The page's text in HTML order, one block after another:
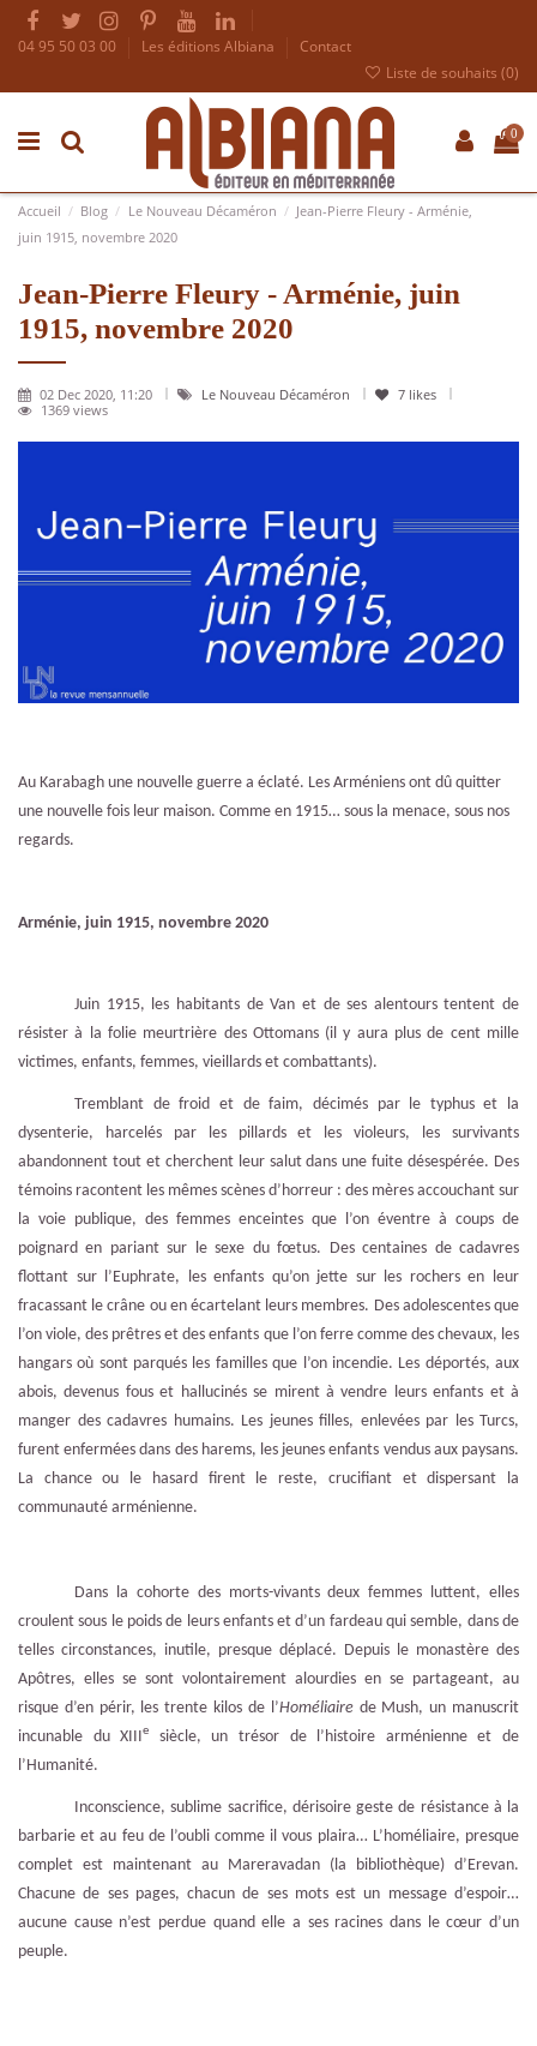
04 95 50 03 00 Les éditions Albiana
Contact
Liste de souhaits (0)
0
Accueil Blog Le Nouveau Décaméron
Jean-Pierre Fleury - Arménie,
juin 1915, novembre 2020
Jean-Pierre Fleury - Arménie, juin
1915, novembre 2020
02 Dec 2020, 11:20 Le Nouveau Décaméron 7 likes
1369 views
Au Karabagh une nouvelle guerre a éclaté. Les Arméniens ont dû quitter
une nouvelle fois leur maison. Comme en 1915… sous la menace, sous nos
regards.
Arménie, juin 1915, novembre 2020
Juin 1915, les habitants de Van et de ses alentours tentent de
résister à la folie meurtrière des Ottomans (il y aura plus de cent mille
victimes, enfants, femmes, vieillards et combattants).
Tremblant de froid et de faim, décimés par le typhus et la
dysenterie, harcelés par les pillards et les violeurs, les survivants
abandonnent tout et cherchent leur salut dans une fuite désespérée. Des
témoins racontent les mêmes scènes d’horreur : des mères accouchant sur
la voie publique, des femmes enceintes que l’on éventre à coups de
poignard en pariant sur le sexe du fœtus. Des centaines de cadavres
flottant sur l’Euphrate, les enfants qu’on jette sur les rochers en leur
fracassant le crâne ou en écartelant leurs membres. Des adolescentes que
l’on viole, des prêtres et des enfants que l’on ferre comme des chevaux, les
hangars où sont parqués les familles que l’on incendie. Les déportés, aux
abois, devenus fous et hallucinés se mirent à vendre leurs enfants et à
manger des cadavres humains. Les jeunes filles, enlevées par les Turcs,
furent enfermées dans des harems, les jeunes enfants vendus aux paysans.
La chance ou le hasard firent le reste, crucifiant et dispersant la
communauté arménienne.
Dans la cohorte des morts-vivants deux femmes luttent, elles
croulent sous le poids de leurs enfants et d’un fardeau qui semble, dans de
telles circonstances, inutile, presque déplacé. Depuis le monastère des
Apôtres, elles se sont volontairement alourdies en se partageant, au
risque d’en périr, les trente kilos de l’Homéliairede Mush, un manuscrit
incunable du XIIIe
siècle, un trésor de l’histoire arménienne et de
l’Humanité.
Inconscience, sublime sacrifice, dérisoire geste de résistance à la
barbarie et au feu de l’oubli comme il vous plaira… L’homéliaire, presque
complet est maintenant au Mareravadan (la bibliothèque) d’Erevan.
Chacune de ses pages, chacun de ses mots est un message d’espoir…
aucune cause n’est perdue quand elle a ses racines dans le cœur d’un
peuple.